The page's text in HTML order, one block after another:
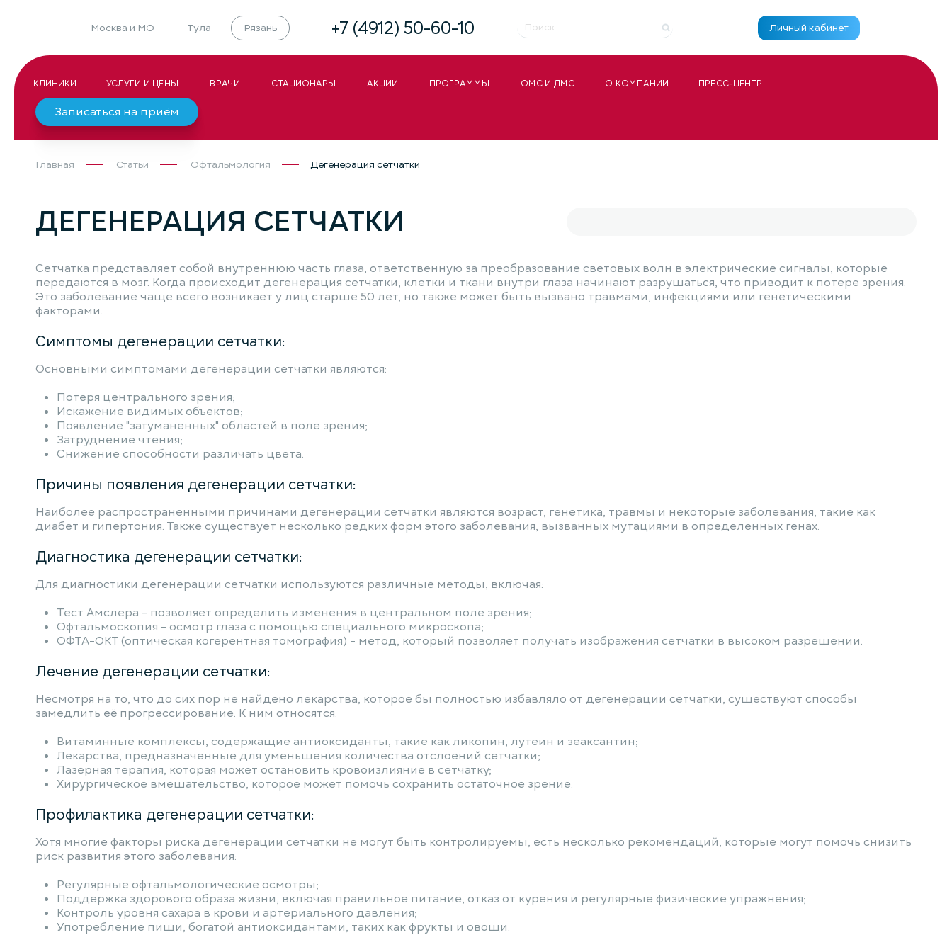
Москва и МО Тула Рязань +7 (4912) 50-60-10 Личный кабинет
КЛИНИКИ УСЛУГИ И ЦЕНЫ ВРАЧИ СТАЦИОНАРЫ АКЦИИ ПРОГРАММЫ ОМС И ДМС О КОМПАНИИ ПРЕСС-ЦЕНТР
Записаться на приём
Главная Статьи Офтальмология Дегенерация сетчатки
ДЕГЕНЕРАЦИЯ СЕТЧАТКИ
Сетчатка представляет собой внутреннюю часть глаза, ответственную за преобразование световых волн в электрические сигналы, которые
передаются в мозг. Когда происходит дегенерация сетчатки, клетки и ткани внутри глаза начинают разрушаться, что приводит к потере зрения.
Это заболевание чаще всего возникает у лиц старше 50 лет, но также может быть вызвано травмами, инфекциями или генетическими
факторами.
Симптомы дегенерации сетчатки:
Основными симптомами дегенерации сетчатки являются:
Потеря центрального зрения;
Искажение видимых объектов;
Появление "затуманенных" областей в поле зрения;
Затруднение чтения;
Снижение способности различать цвета.
Причины появления дегенерации сетчатки:
Наиболее распространенными причинами дегенерации сетчатки являются возраст, генетика, травмы и некоторые заболевания, такие как
диабет и гипертония. Также существует несколько редких форм этого заболевания, вызванных мутациями в определенных генах.
Диагностика дегенерации сетчатки:
Для диагностики дегенерации сетчатки используются различные методы, включая:
Тест Амслера - позволяет определить изменения в центральном поле зрения;
Офтальмоскопия - осмотр глаза с помощью специального микроскопа;
ОФТА-ОКТ (оптическая когерентная томография) - метод, который позволяет получать изображения сетчатки в высоком разрешении.
Лечение дегенерации сетчатки:
Несмотря на то, что до сих пор не найдено лекарства, которое бы полностью избавляло от дегенерации сетчатки, существуют способы
замедлить её прогрессирование. К ним относятся:
Витаминные комплексы, содержащие антиоксиданты, такие как ликопин, лутеин и зеаксантин;
Лекарства, предназначенные для уменьшения количества отслоений сетчатки;
Лазерная терапия, которая может остановить кровоизлияние в сетчатку;
Хирургическое вмешательство, которое может помочь сохранить остаточное зрение.
Профилактика дегенерации сетчатки:
Хотя многие факторы риска дегенерации сетчатки не могут быть контролируемы, есть несколько рекомендаций, которые могут помочь снизить
риск развития этого заболевания:
Регулярные офтальмологические осмотры;
Поддержка здорового образа жизни, включая правильное питание, отказ от курения и регулярные физические упражнения;
Контроль уровня сахара в крови и артериального давления;
Употребление пищи, богатой антиоксидантами, таких как фрукты и овощи.